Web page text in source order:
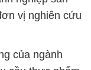
vị nghiên cứu
của ngành